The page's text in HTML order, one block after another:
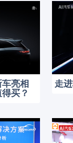
亮相
买？
走